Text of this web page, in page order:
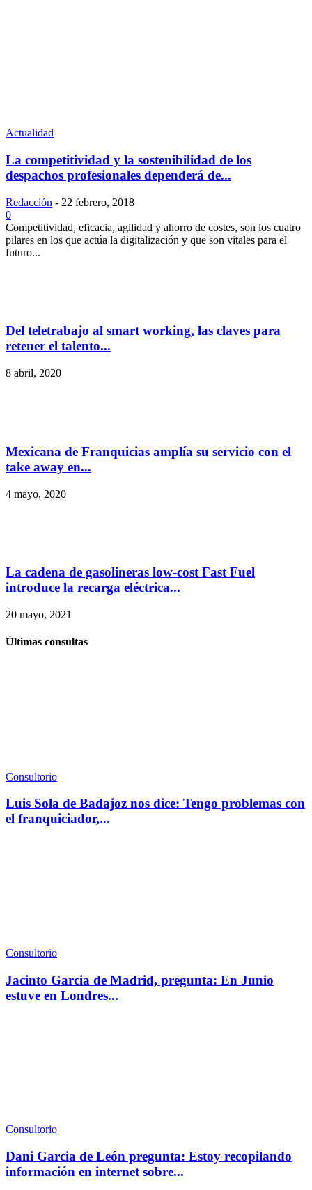
Actualidad
La competitividad y la sostenibilidad de los
despachos profesionales dependerá de...
Redacción - 22 febrero, 2018
0
Competitividad, eficacia, agilidad y ahorro de costes, son los cuatro
pilares en los que actúa la digitalización y que son vitales para el
futuro...
Del teletrabajo al smart working, las claves para
retener el talento...
8 abril, 2020
Mexicana de Franquicias amplía su servicio con el
take away en...
4 mayo, 2020
La cadena de gasolineras low-cost Fast Fuel
introduce la recarga eléctrica...
20 mayo, 2021
Últimas consultas
Consultorio
Luis Sola de Badajoz nos dice: Tengo problemas con
el franquiciador,...
Consultorio
Jacinto Garcia de Madrid, pregunta: En Junio
estuve en Londres...
Consultorio
Dani Garcia de León pregunta: Estoy recopilando
información en internet sobre...